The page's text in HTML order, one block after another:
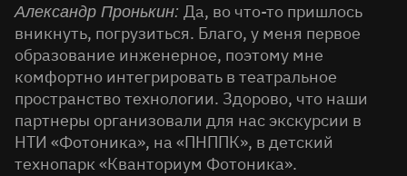
Александр Пронькин: Да, во что-то пришлось
вникнуть, погрузиться. Благо, у меня первое
образование инженерное, поэтому мне
комфортно интегрировать в театральное
пространство технологии. Здорово, что наши
партнеры организовали для нас экскурсии в
НТИ «Фотоника», на «ПНППК», в детский
технопарк «Кванториум Фотоника».